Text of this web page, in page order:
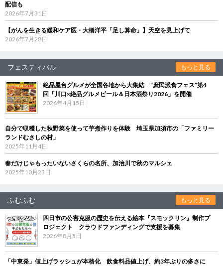
配信も
2026年7月31日
【がんを生きる緩和ケア医・大橋洋平「足し算命」】天空を見上げて
2026年7月28日
フェスティバル もっと見る
絶品屋台グルメが全国各地から大集結 “庶民派食フェス”第4
回「川口×絶品グルメビール＆日本酒祭り2026」を開催
2026年4月15日
自分で収穫した秋野菜を使って芋煮作りを体験 埼玉県加須市の「ファミリー
ランドむさしの村」
2025年11月4日
春だけじゃもったいないさくらの名所、加治川で秋のマルシェ
2025年10月23日
ふむふむ もっと見る
四日市の公害克服の歴史を伝える絵本『スモックリン』制作プ
ロジェクト クラウドファンディングで支援を募集
2026年8月5日
「中東発」値上げラッシュが本格化 飲食料品値上げ、約3年ぶりの多さに